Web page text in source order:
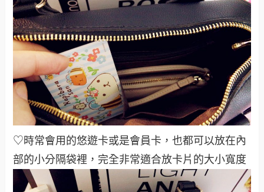
♡時常會用的悠遊卡或是會員卡，也都可以放在內
部的小分隔袋裡，完全非常適合放卡片的大小寬度